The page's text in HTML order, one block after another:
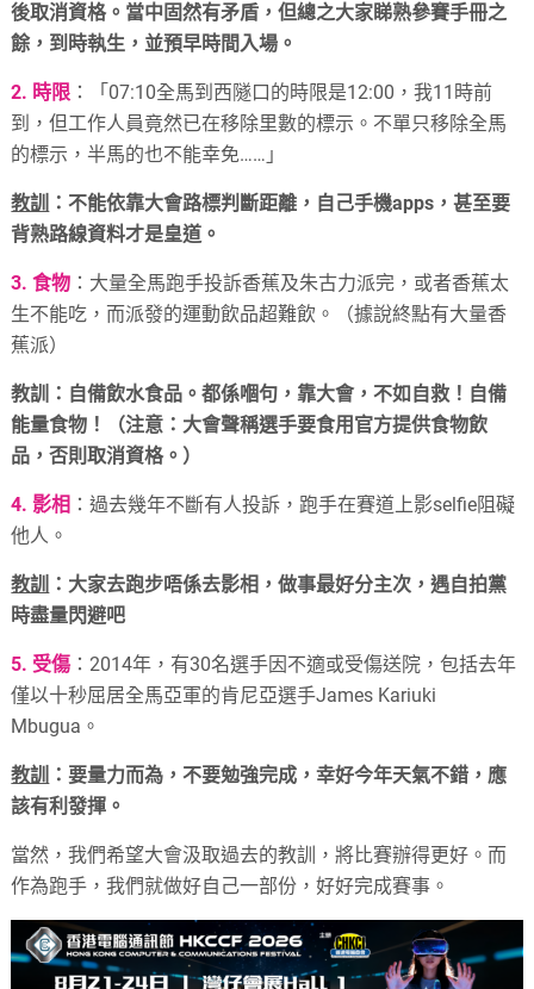
後取消資格。當中固然有矛盾，但總之大家睇熟參賽手冊之
餘，到時執生，並預早時間入場。
2. 時限 ：「07:10全馬到西隧口的時限是12:00，我11時前
到，但工作人員竟然已在移除里數的標示。不單只移除全馬
的標示，半馬的也不能幸免……」
教訓
：不能依靠大會路標判斷距離，自己手機apps，甚至要
背熟路線資料才是皇道。
3. 食物 ：大量全馬跑手投訴香蕉及朱古力派完，或者香蕉太
生不能吃，而派發的運動飲品超難飲。（據說終點有大量香
蕉派）
教訓：自備飲水食品。都係嗰句，靠大會，不如自救！自備
能量食物！
（注意：大會聲稱選手要食用官方提供食物飲
品，否則取消資格。）
4. 影相 ：過去幾年不斷有人投訴，跑手在賽道上影selfie阻礙
他人。
教訓
：大家去跑步唔係去影相，做事最好分主次，遇自拍黨
時盡量閃避吧
5. 受傷：2014年，有30名選手因不適或受傷送院，包括去年
僅以十秒屈居全馬亞軍的肯尼亞選手James Kariuki
Mbugua。
教訓
：要量力而為，不要勉強完成，幸好今年天氣不錯，應
該有利發揮。
當然，我們希望大會汲取過去的教訓，將比賽辦得更好。而
作為跑手，我們就做好自己一部份，好好完成賽事。